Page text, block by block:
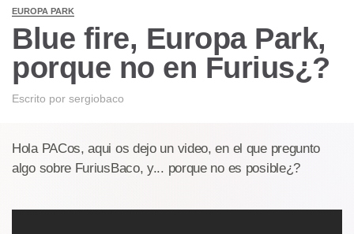
EUROPA PARK
Blue fire, Europa Park,
porque no en Furius¿?
Escrito por sergiobaco
Hola PACos, aqui os dejo un video, en el que pregunto
algo sobre FuriusBaco, y... porque no es posible¿?